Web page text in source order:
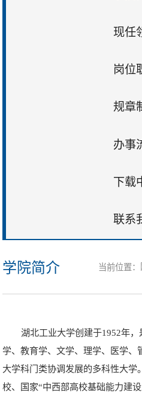
现任
岗位
规章
办事
下载
联系
学院简介 当前位置：
湖北工业大学创建于1952年
学、教育学、文学、理学、医学
大学科门类协调发展的多科性大学
校、国家“中西部高校基础能力建